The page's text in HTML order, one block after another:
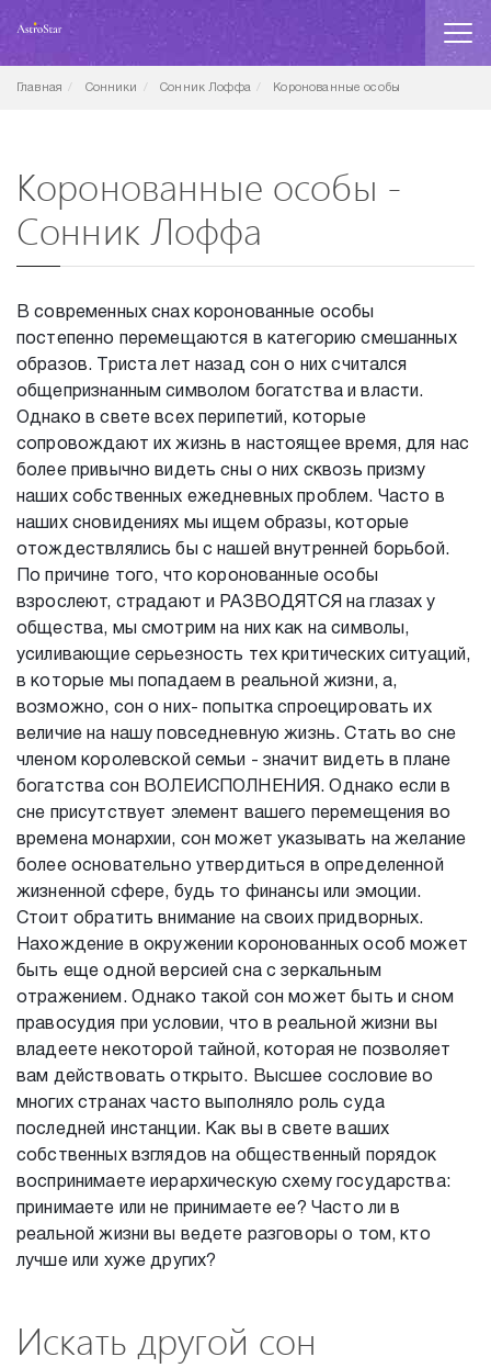
Главная Сонники Сонник Лоффа Коронованные особы
Коронованные особы -
Сонник Лоффа
В современных снах коронованные особы
постепенно перемещаются в категорию смешанных
образов. Триста лет назад сон о них считался
общепризнанным символом богатства и власти.
Однако в свете всех перипетий, которые
сопровождают их жизнь в настоящее время, для нас
более привычно видеть сны о них сквозь призму
наших собственных ежедневных проблем. Часто в
наших сновидениях мы ищем образы, которые
отождествлялись бы с нашей внутренней борьбой.
По причине того, что коронованные особы
взрослеют, страдают и РАЗВОДЯТСЯ на глазах у
общества, мы смотрим на них как на символы,
усиливающие серьезность тех критических ситуаций,
в которые мы попадаем в реальной жизни, а,
возможно, сон о них- попытка спроецировать их
величие на нашу повседневную жизнь. Стать во сне
членом королевской семьи - значит видеть в плане
богатства сон ВОЛЕИСПОЛНЕНИЯ. Однако если в
сне присутствует элемент вашего перемещения во
времена монархии, сон может указывать на желание
более основательно утвердиться в определенной
жизненной сфере, будь то финансы или эмоции.
Стоит обратить внимание на своих придворных.
Нахождение в окружении коронованных особ может
быть еще одной версией сна с зеркальным
отражением. Однако такой сон может быть и сном
правосудия при условии, что в реальной жизни вы
владеете некоторой тайной, которая не позволяет
вам действовать открыто. Высшее сословие во
многих странах часто выполняло роль суда
последней инстанции. Как вы в свете ваших
собственных взглядов на общественный порядок
воспринимаете иерархическую схему государства:
принимаете или не принимаете ее? Часто ли в
реальной жизни вы ведете разговоры о том, кто
лучше или хуже других?
Искать другой сон